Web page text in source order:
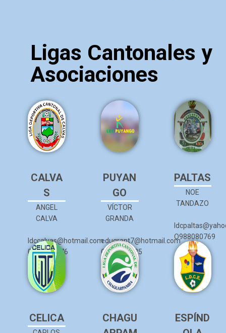
Ligas Cantonales y
Asociaciones
CALVA
S
ANGEL
CALVA
ldccalvas@hotmail.com
0939445276
PUYAN
GO
VÍCTOR
GRANDA
edugrant7@hotmail.com
O991472825
PALTAS
NOE
TANDAZO
O988080769
CELICA
CHAGU
ESPÍND